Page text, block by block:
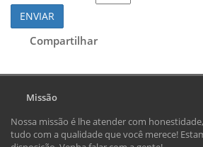
ENVIAR
Compartilhar
Missão
Nossa missão é lhe atender com
tudo com a qualidade que você merece!